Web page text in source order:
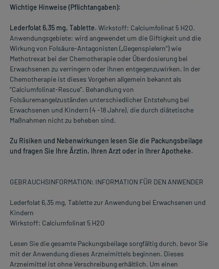
Wichtige Hinweise (Pflichtangaben):
Lederfolat 6,35 mg, Tablette. Wirkstoff: Calciumfolinat 5 H2O.
Anwendungsgebiete: wird angewendet um die Giftigkeit und die
Wirkung von Folsäure-Antagonisten („Gegenspielern“) wie
Methotrexat bei der Chemotherapie oder Überdosierung bei
Erwachsenen zu verringern oder ihnen entgegenzuwirken. In der
Chemotherapie ist dieses Vorgehen allgemein bekannt als
“Calciumfolinat-Rescue”. Behandlung von
Folsäuremangelzuständen unterschiedlicher Entstehung bei
Erwachsenen und Kindern (4 -18 Jahre), die durch diätetische
Maßnahmen nicht zu beheben sind.
Zu Risiken und Nebenwirkungen lesen Sie die Packungsbeilage
und fragen Sie Ihre Ärztin, Ihren Arzt oder in Ihrer Apotheke.
GEBRAUCHSINFORMATION: INFORMATION FÜR DEN ANWENDER
Lederfolat 6,35 mg, Tablette zur Anwendung bei Erwachsenen und
Kindern
Wirkstoff: Calciumfolinat 5 H2O
Lesen Sie die gesamte Packungsbeilage sorgfältig durch, bevor Sie
mit der Anwendung dieses Arzneimittels beginnen. Dieses
Arzneimittel ist ohne Verschreibung erhältlich. Um einen